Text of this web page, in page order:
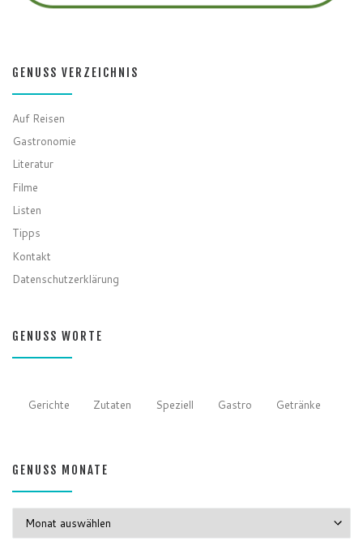
GENUSS VERZEICHNIS
Auf Reisen
Gastronomie
Literatur
Filme
Listen
Tipps
Kontakt
Datenschutzerklärung
GENUSS WORTE
Gerichte Zutaten Speziell Gastro Getränke
GENUSS MONATE